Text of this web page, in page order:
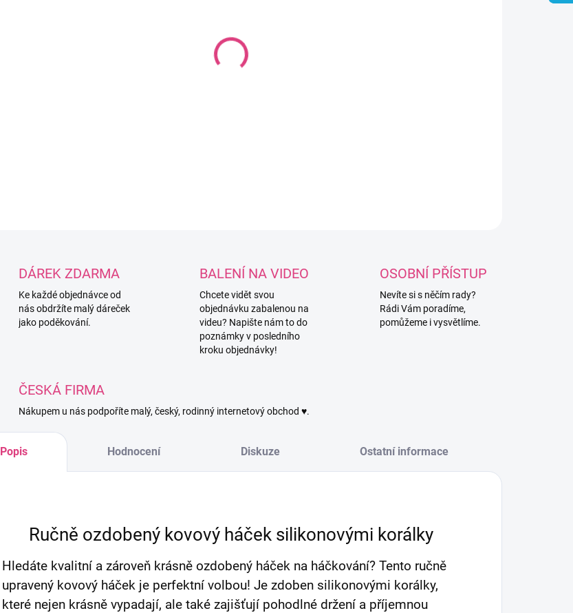
Ručně ozdobený kovový háček pomocí
silikonových korálků. Háček je ve velikosti
DÁREK ZDARMA
Ke každé objednávce od
nás obdržíte malý dáreček
jako poděkování.
BALENÍ NA VIDEO
Chcete vidět svou
objednávku zabalenou na
videu? Napište nám to do
poznámky v posledního
kroku objednávky!
OSOBNÍ PŘÍSTUP
Nevíte si s něčím rady?
Rádi Vám poradíme,
pomůžeme i vysvětlíme.
ČESKÁ FIRMA
Nákupem u nás podpoříte malý, český, rodinný internetový obchod ♥.
Popis Hodnocení Diskuze Ostatní informace
Ručně ozdobený kovový háček silikonovými korálky
Hledáte kvalitní a zároveň krásně ozdobený háček na háčkování? Tento ručně
upravený kovový háček je perfektní volbou! Je zdoben silikonovými korálky,
které nejen krásně vypadají, ale také zajišťují pohodlné držení a příjemnou